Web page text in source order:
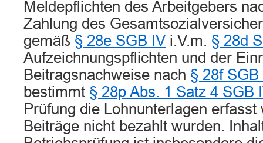
Meldepflichten des Arbeitgebers
Zahlung des
gemäß § 28e SGB IV i.V.m. § 28d
Aufzeichnungspflichten und der
Beitragsnachweise nach § 28f SGB
bestimmt § 28p Abs. 1 Satz 4 SGB
Prüfung die Lohnunterlagen erfasst
Beiträge nicht bezahlt wurden.